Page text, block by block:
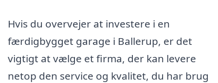
Hvis du overvejer at investere i en
færdigbygget garage i Ballerup, er det
vigtigt at vælge et firma, der kan levere
netop den service og kvalitet, du har brug